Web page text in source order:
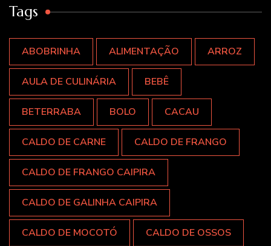
Tags
ABOBRINHA ALIMENTAÇÃO ARROZ
AULA DE CULINÁRIA BEBÊ
BETERRABA BOLO CACAU
CALDO DE CARNE CALDO DE FRANGO
CALDO DE FRANGO CAIPIRA
CALDO DE GALINHA CAIPIRA
CALDO DE MOCOTÓ CALDO DE OSSOS